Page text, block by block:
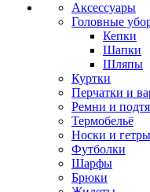
Аксессуары
Головные
Кепки
Шапки
Шляпы
Куртки
Перчатки и
Ремни и
Термобельё
Носки и гетры
Футболки
Шарфы
Брюки